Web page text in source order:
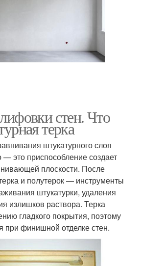
стен. Что
терка
штукатурного слоя
— это приспособление создает
плоскости. После
и полутерок — инструменты
штукатурки, удаления
излишков раствора. Терка
гладкого покрытия, поэтому
при финишной отделке стен.